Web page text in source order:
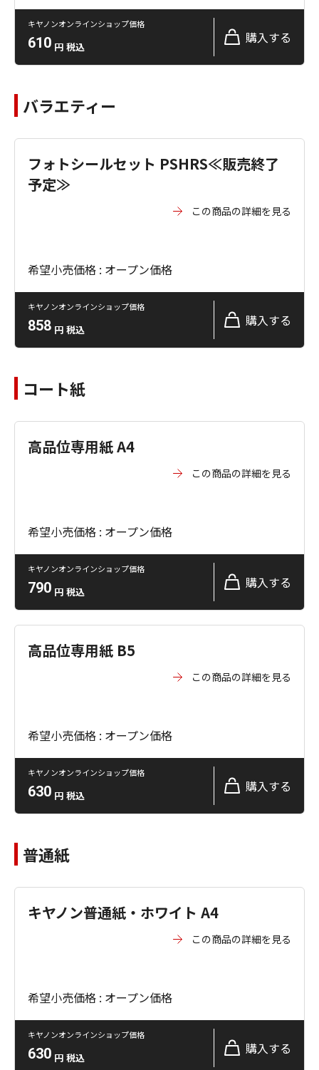
キヤノンオンラインショップ価格
610 円 税込
購入する
バラエティー
フォトシールセット PSHRS≪販売終了
予定≫
この商品の詳細を見る
希望小売価格 : オープン価格
キヤノンオンラインショップ価格
858 円 税込
購入する
コート紙
高品位専用紙 A4
この商品の詳細を見る
希望小売価格 : オープン価格
キヤノンオンラインショップ価格
790 円 税込
購入する
高品位専用紙 B5
この商品の詳細を見る
希望小売価格 : オープン価格
キヤノンオンラインショップ価格
630 円 税込
購入する
普通紙
キヤノン普通紙・ホワイト A4
この商品の詳細を見る
希望小売価格 : オープン価格
キヤノンオンラインショップ価格
630 円 税込
購入する